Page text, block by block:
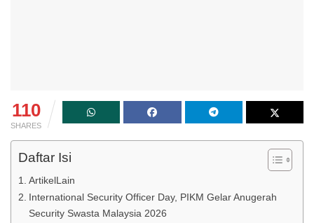
110
SHARES
Daftar Isi
ArtikelLain
International Security Officer Day, PIKM Gelar Anugerah
Security Swasta Malaysia 2026